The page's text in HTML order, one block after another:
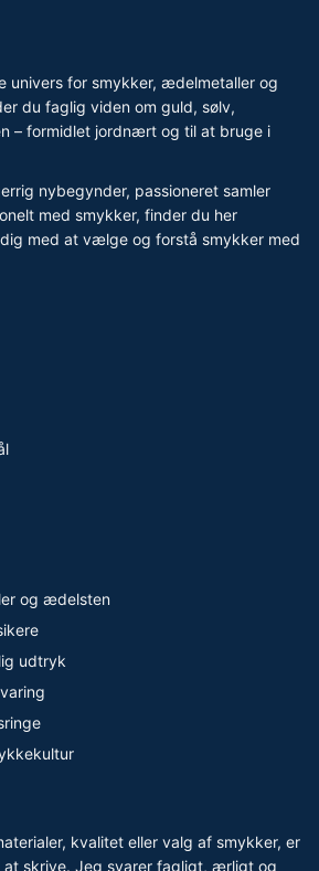
univers for smykker, ædelmetaller og
du faglig viden om guld, sølv,
– formidlet jordnært og til at bruge i
nybegynder, passioneret samler
med smykker, finder du her
med at vælge og forstå smykker med
og ædelsten
udtryk
kvalitet eller valg af smykker, er
at skrive. Jeg svarer fagligt, ærligt og